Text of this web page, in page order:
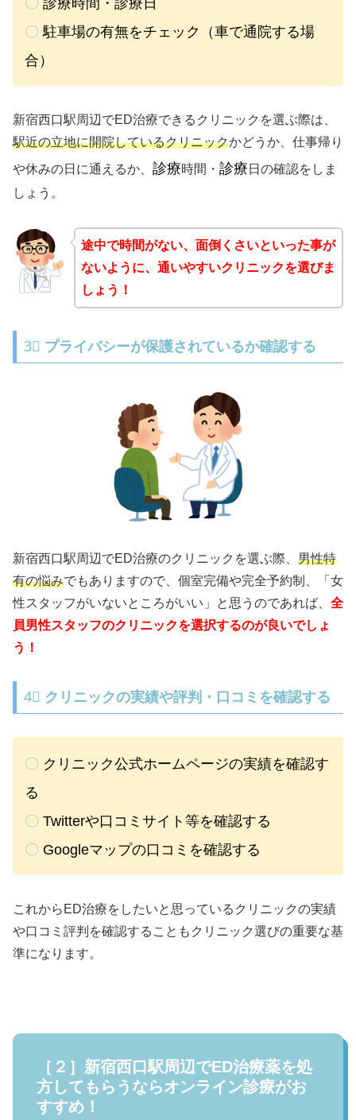
〇 駐車場の有無をチェック（車で通院する場
合）
新宿西口駅周辺でED治療できるクリニックを選ぶ際は、
駅近の立地に開院しているクリニックかどうか、仕事帰り
や休みの日に通えるか、 診療時間・ 診療 日の確認をしま
しょう。
途中で時間がない、面倒くさいといった事が
ないように、通いやすいクリニックを選びま
しょう！
3⃣ プライバシーが保護されているか確認する
新宿西口駅周辺でED治療のクリニックを選ぶ際、 男性特
有の悩みでもありますので、個室完備や完全予約制、「女
性スタッフがいないところがいい」と思うのであれば、 全
員男性スタッフのクリニックを選択するのが良いでしょ
う！
4⃣ クリニックの実績や評判・口コミを確認する
〇 クリニック公式ホームページの実績を確認す
る
〇 Twitterや口コミサイト等を確認する
〇 Googleマップの口コミを確認する
これからED治療をしたいと思っているクリニックの実績
や口コミ評判を確認することもクリニック選びの重要な基
準になります。
［２］新宿西口駅周辺でED治療薬を処
方してもらうならオンライン診療がお
すすめ！